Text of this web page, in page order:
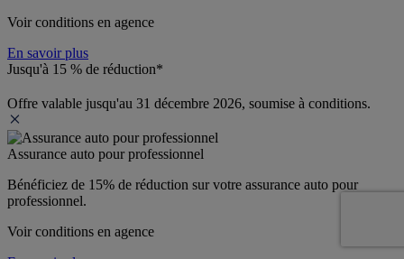
Voir conditions en agence
En savoir plus
Jusqu'à 15 % de réduction*
Offre valable jusqu'au 31 décembre 2026, soumise à conditions.
Assurance auto pour professionnel
Bénéficiez de 15% de réduction sur votre assurance auto pour
professionnel.
Voir conditions en agence